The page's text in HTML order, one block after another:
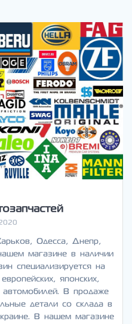
Одесса, Днепр,
магазине в наличии
специализируется на
японских,
автомобилей. В продаже
детали со склада в
В нашем магазине